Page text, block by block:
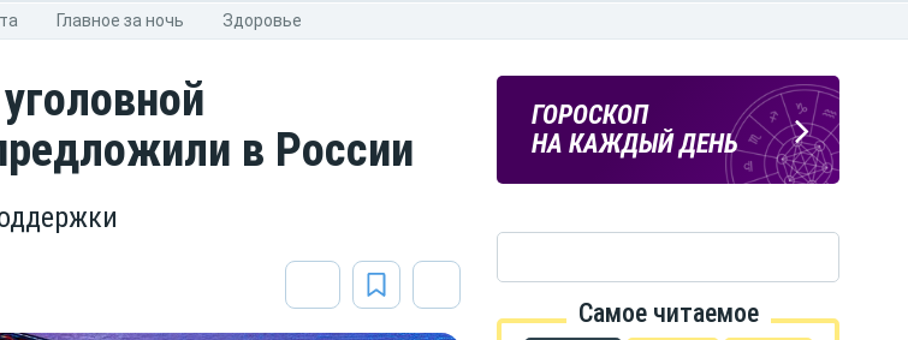
Главное за ночь Здоровье
в России
ПОГОДА
В КУРСКЕ
ГОРОСКОП
НА КАЖДЫЙ ДЕНЬ
Самое читаемое